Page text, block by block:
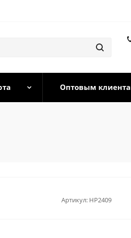
Оптовым
Артикул: HP2409